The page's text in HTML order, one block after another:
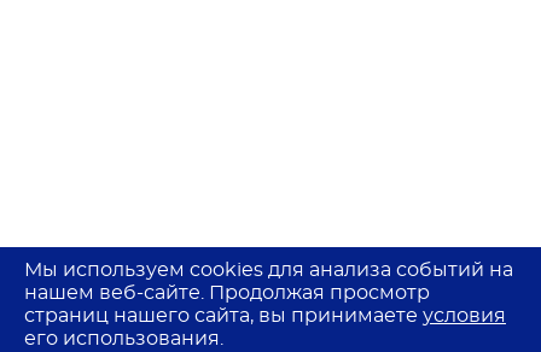
Мы используем cookies для анализа событий на
нашем веб-сайте. Продолжая просмотр
страниц нашего сайта, вы принимаете условия
его использования.